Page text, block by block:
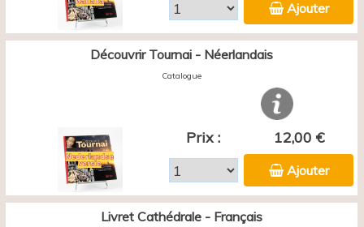
Ajouter
Découvrir Tournai - Néerlandais
Catalogue
Prix : 12,00 €
Ajouter
Livret Cathédrale - Français